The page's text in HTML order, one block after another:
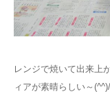
レンジで焼いて出来上
ィアが素晴らしい～(^^)/